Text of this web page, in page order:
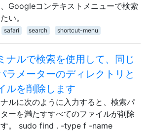
Googleコンテキストメニューで検索
い。
safari search shortcut-menu
ナルで検索を使用して、同じ
ラメーターのディレクトリと
ルを削除します
ルに次のように入力すると、検索パ
ーを満たすすべてのファイルが削除
す。 sudo find . -type f -name